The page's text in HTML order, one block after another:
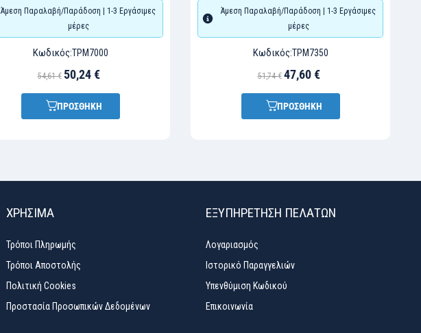
Άμεση Παραλαβή/Παράδοση | 1-3 Εργάσιμες
μέρες
Κωδικός:TPM7000
54,61 € 50,24 €
ΠΡΟΣΘΗΚΗ
Άμεση Παραλαβή/Παράδοση | 1-3 Εργάσιμες
μέρες
Κωδικός:TPM7350
51,74 € 47,60 €
ΠΡΟΣΘΗΚΗ
ΧΡΉΣΙΜΑ
Τρόποι Πληρωμής
Τρόποι Αποστολής
Πολιτική Cookies
Προστασία Προσωπικών Δεδομένων
ΕΞΥΠΗΡΈΤΗΣΗ ΠΕΛΑΤΏΝ
Λογαριασμός
Ιστορικό Παραγγελιών
Υπενθύμιση Κωδικού
Επικοινωνία